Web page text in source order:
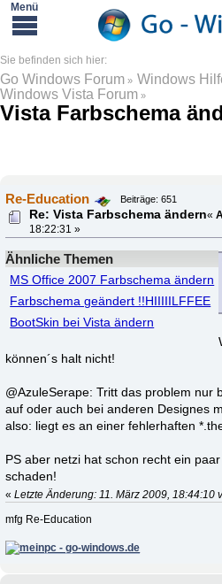
Go Windows Forum » Windows
Windows Vista Forum »
Vista Farbschema
Re-Education Beiträge: 651
Re: Vista Farbschema ändern«
18:22:31 »
Ähnliche Themen
MS Office 2007 Farbschema ändern
Farbschema geändert !!HIIIIILFFEE
BootSkin bei Vista ändern
können´s halt nicht!
@AzuleSerape: Tritt das problem nur
auf oder auch bei anderen Designes
also: liegt es an einer fehlerhaften
PS aber netzi hat schon recht ein
schaden!
«Letzte Änderung: 11. März 2009, 18:44:10
mfg Re-Education